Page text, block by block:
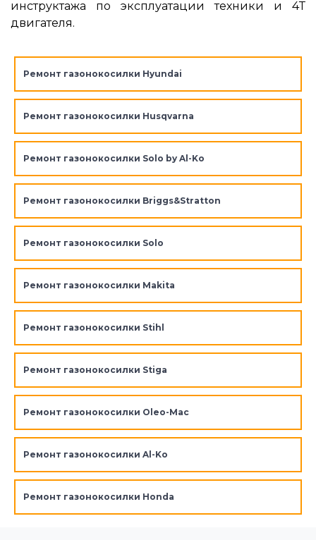
инструктажа по эксплуатации техники и 4Т
двигателя.
Ремонт газонокосилки Hyundai
Ремонт газонокосилки Husqvarna
Ремонт газонокосилки Solo by Al-Ko
Ремонт газонокосилки Briggs&Stratton
Ремонт газонокосилки Solo
Ремонт газонокосилки Makita
Ремонт газонокосилки Stihl
Ремонт газонокосилки Stiga
Ремонт газонокосилки Oleo-Mac
Ремонт газонокосилки Al-Ko
Ремонт газонокосилки Honda